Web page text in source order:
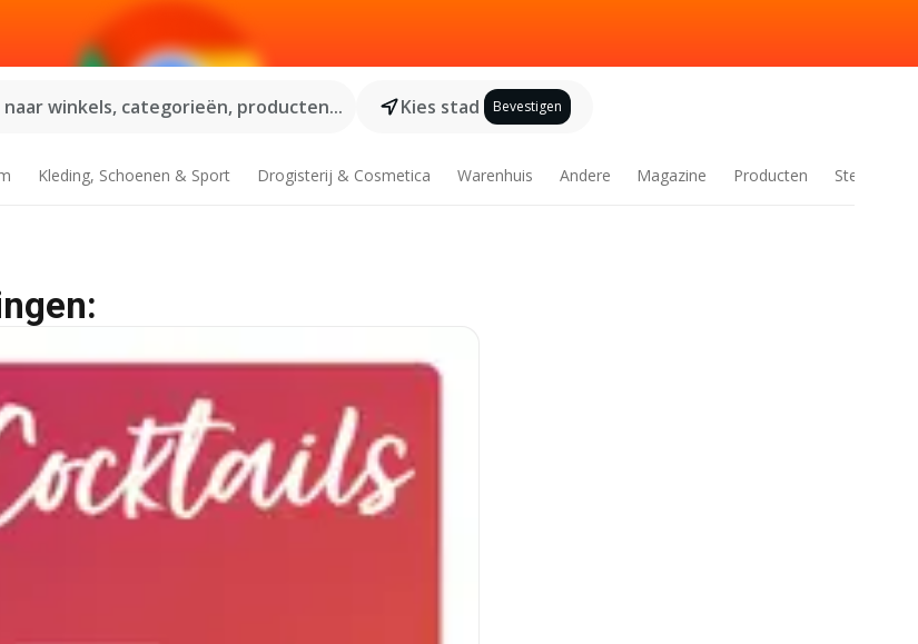
naar winkels, categorieën, producten...
Kies stad Bevestigen
Kleding, Schoenen & Sport Drogisterij & Cosmetica Warenhuis Andere Magazine Producten Steden